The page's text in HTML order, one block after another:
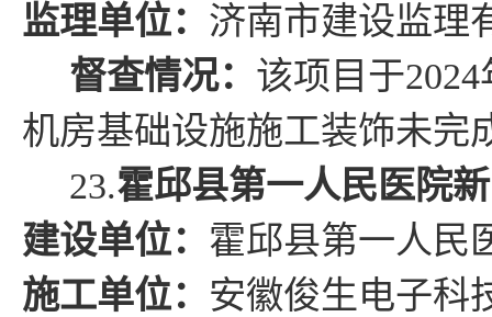
监理单位： 济南市建设监理
督查情况： 该项目于2024
机房基础设施施工装饰未完
23.霍邱县第一人民医院
建设单位： 霍邱县第一人民
施工单位： 安徽俊生电子科